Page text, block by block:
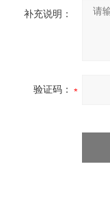
补充说明：
验证码：